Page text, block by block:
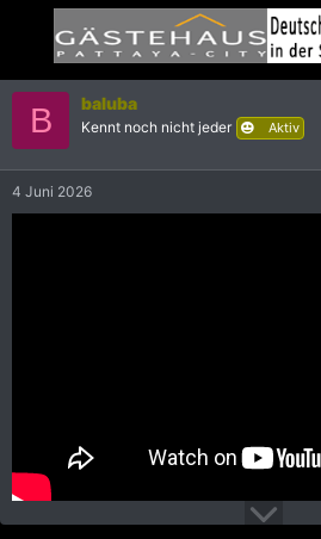
B baluba
Kennt noch nicht jeder Aktiv
4 Juni 2026